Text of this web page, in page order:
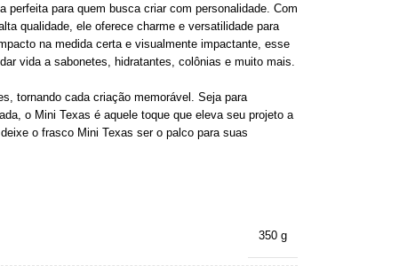
para quem busca criar com personalidade. Com
qualidade, ele oferece charme e versatilidade para
na medida certa e visualmente impactante, esse
vida a sabonetes, hidratantes, colônias e muito mais.
tornando cada criação memorável. Seja para
o Mini Texas é aquele toque que eleva seu projeto a
o frasco Mini Texas ser o palco para suas
350 g